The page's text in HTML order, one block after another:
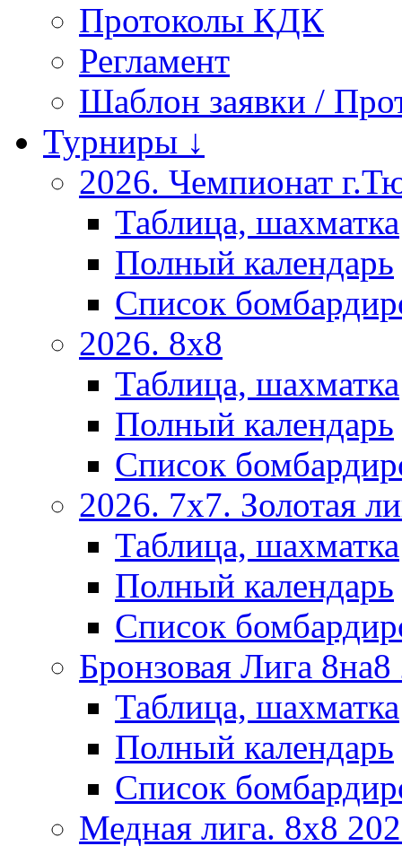
Протоколы КДК
Регламент
Шаблон заявки /
Турниры ↓
2026. Чемпионат
Таблица, шахматка
Полный календарь
Список
2026. 8х8
Таблица, шахматка
Полный календарь
Список
2026. 7х7. Золотая
Таблица, шахматка
Полный календарь
Список
Бронзовая Лига
Таблица, шахматка
Полный календарь
Список
Медная лига. 8x8